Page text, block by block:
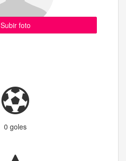
Subir foto
0 goles